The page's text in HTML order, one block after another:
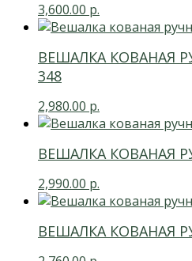
3,600.00 р.
ВЕШАЛКА КОВАНАЯ
348
2,980.00 р.
ВЕШАЛКА КОВАНАЯ
2,990.00 р.
ВЕШАЛКА КОВАНАЯ